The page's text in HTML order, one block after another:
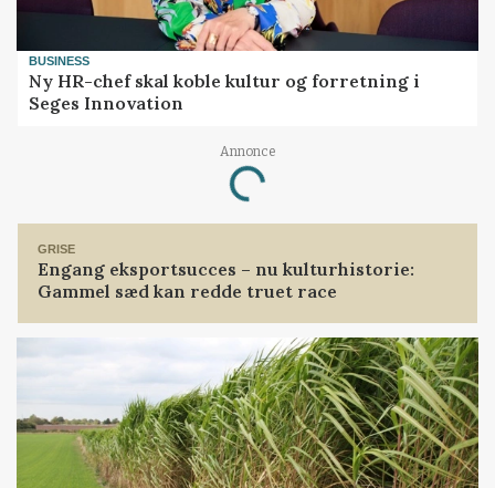
BUSINESS
Ny HR-chef skal koble kultur og forretning i
Seges Innovation
Annonce
Loading...
GRISE
Engang eksportsucces – nu kulturhistorie:
Gammel sæd kan redde truet race